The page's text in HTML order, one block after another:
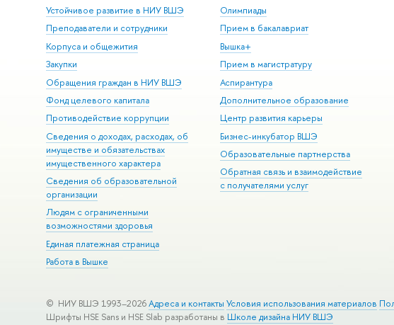
Устойчивое развитие в НИУ ВШЭ
Преподаватели и сотрудники
Корпуса и общежития
Закупки
Обращения граждан в НИУ ВШЭ
Фонд целевого капитала
Противодействие коррупции
Сведения о доходах, расходах, об
имуществе и обязательствах
имущественного характера
Сведения об образовательной
организации
Людям с ограниченными
возможностями здоровья
Единая платежная страница
Работа в Вышке
Олимпиады
Прием в бакалавриат
Вышка+
Прием в магистратуру
Аспирантура
Дополнительное образование
Центр развития карьеры
Бизнес-инкубатор ВШЭ
Образовательные партнерства
Обратная связь и взаимодействие
с получателями услуг
© НИУ ВШЭ 1993–2026 Адреса и контакты Условия использования материалов
Шрифты HSE Sans и HSE Slab разработаны в Школе дизайна НИУ ВШЭ